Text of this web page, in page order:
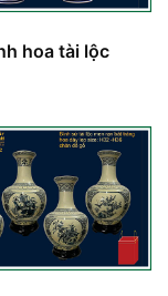
hoa tài lộc